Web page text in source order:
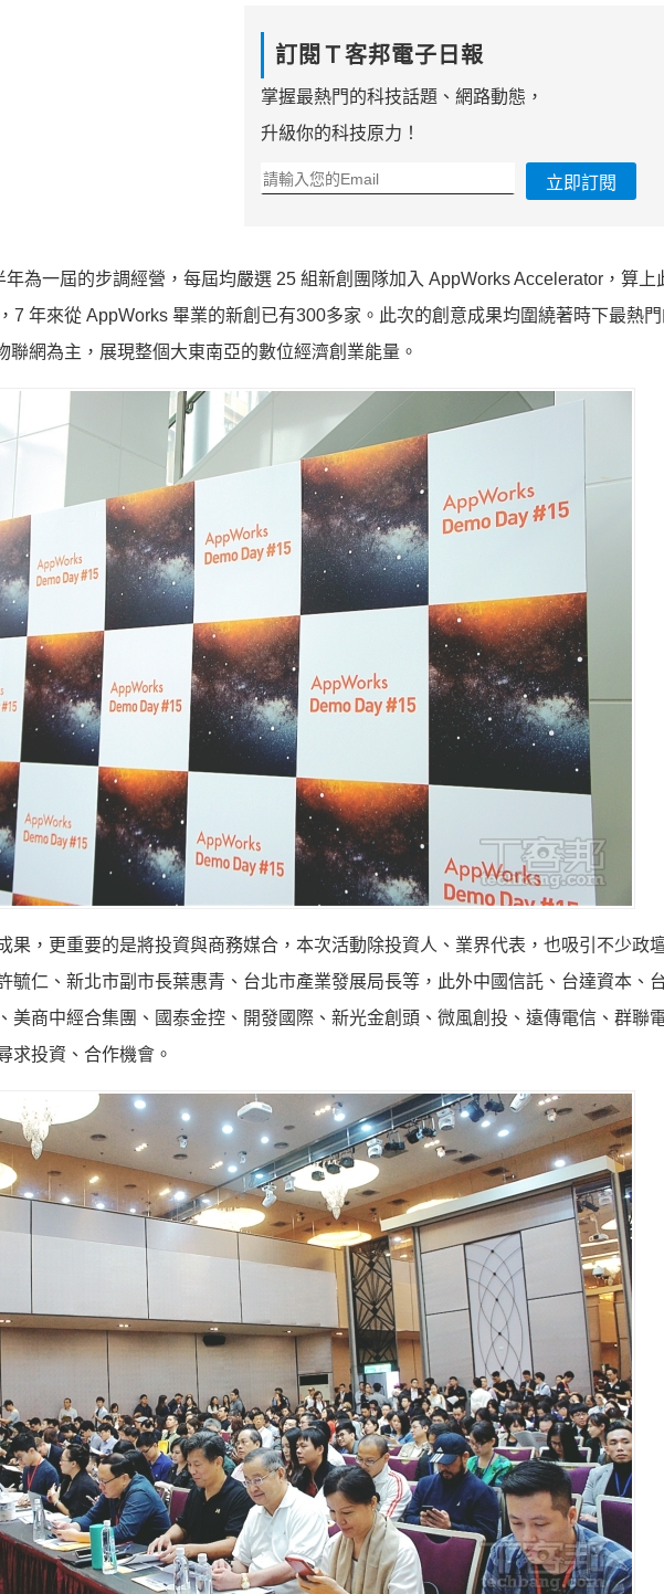
訂閱Ｔ客邦電子日報
掌握最熱門的科技話題、網路動態，
升級你的科技原力！
立即訂閱
為一屆的步調經營，每屆均嚴選 25 組新創團隊加入 AppWorks Accelerator，算上
7 年來從 AppWorks 畢業的新創已有300多家。此次的創意成果均圍繞著時下最熱
聯網為主，展現整個大東南亞的數位經濟創業能量。
果，更重要的是將投資與商務媒合，本次活動除投資人、業界代表，也吸引不少政
毓仁、新北市副市長葉惠青、台北市產業發展局長等，此外中國信託、台達資本、
美商中經合集團、國泰金控、開發國際、新光金創頭、微風創投、遠傳電信、群聯
求投資、合作機會。